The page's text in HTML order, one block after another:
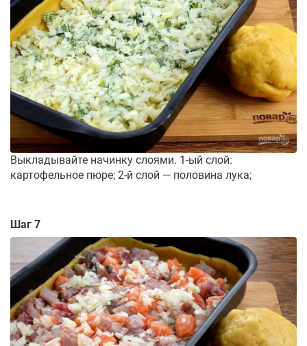
Выкладывайте начинку слоями. 1-ый слой:
картофельное пюре; 2-й слой — половина лука;
Шаг 7